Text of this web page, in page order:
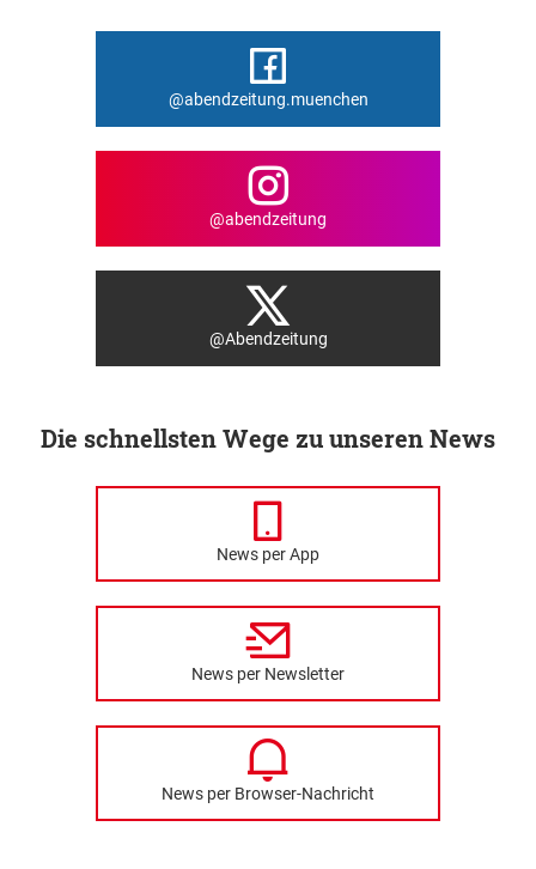
@abendzeitung.muenchen
@abendzeitung
@Abendzeitung
Die schnellsten Wege zu unseren News
News per App
News per Newsletter
News per Browser-Nachricht